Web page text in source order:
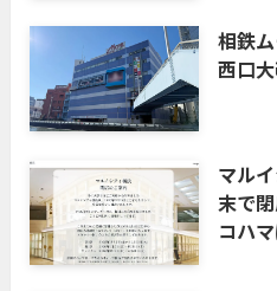
相鉄
西口
マル
末で
コハ